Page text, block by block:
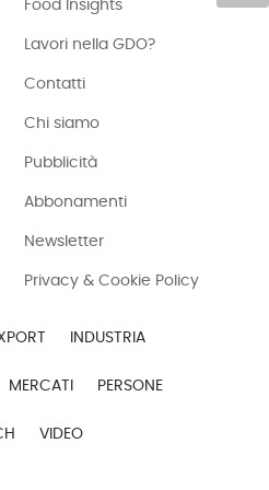
Food Insights
Lavori nella GDO?
Contatti
Chi siamo
Pubblicità
Abbonamenti
Newsletter
Privacy & Cookie Policy
INDUSTRIA
MERCATI PERSONE
VIDEO